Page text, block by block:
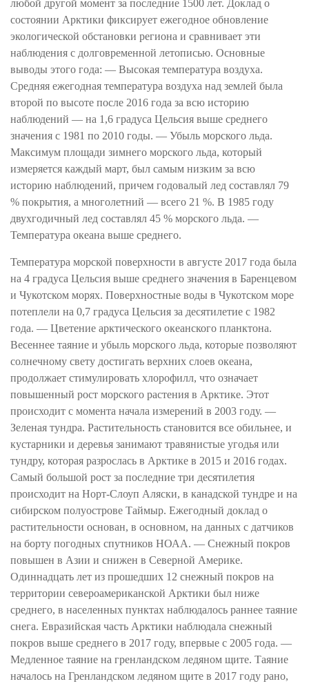
любой другой момент за последние 1500 лет. Доклад о
состоянии Арктики фиксирует ежегодное обновление
экологической обстановки региона и сравнивает эти
наблюдения с долговременной летописью. Основные
выводы этого года: — Высокая температура воздуха.
Средняя ежегодная температура воздуха над землей была
второй по высоте после 2016 года за всю историю
наблюдений — на 1,6 градуса Цельсия выше среднего
значения с 1981 по 2010 годы. — Убыль морского льда.
Максимум площади зимнего морского льда, который
измеряется каждый март, был самым низким за всю
историю наблюдений, причем годовалый лед составлял 79
% покрытия, а многолетний — всего 21 %. В 1985 году
двухгодичный лед составлял 45 % морского льда. —
Температура океана выше среднего.
Температура морской поверхности в августе 2017 года была
на 4 градуса Цельсия выше среднего значения в Баренцевом
и Чукотском морях. Поверхностные воды в Чукотском море
потеплели на 0,7 градуса Цельсия за десятилетие с 1982
года. — Цветение арктического океанского планктона.
Весеннее таяние и убыль морского льда, которые позволяют
солнечному свету достигать верхних слоев океана,
продолжает стимулировать хлорофилл, что означает
повышенный рост морского растения в Арктике. Этот
происходит с момента начала измерений в 2003 году. —
Зеленая тундра. Растительность становится все обильнее, и
кустарники и деревья занимают травянистые угодья или
тундру, которая разрослась в Арктике в 2015 и 2016 годах.
Самый большой рост за последние три десятилетия
происходит на Норт-Слоуп Аляски, в канадской тундре и на
сибирском полуострове Таймыр. Ежегодный доклад о
растительности основан, в основном, на данных с датчиков
на борту погодных спутников НОАА. — Снежный покров
повышен в Азии и снижен в Северной Америке.
Одиннадцать лет из прошедших 12 снежный покров на
территории североамериканской Арктики был ниже
среднего, в населенных пунктах наблюдалось раннее таяние
снега. Евразийская часть Арктики наблюдала снежный
покров выше среднего в 2017 году, впервые с 2005 года. —
Медленное таяние на гренландском ледяном щите. Таяние
началось на Гренландском ледяном щите в 2017 году рано,